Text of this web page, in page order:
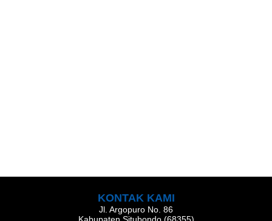
KONTAK KAMI
Jl. Argopuro No. 86
Kabupaten Situbondo (68355)